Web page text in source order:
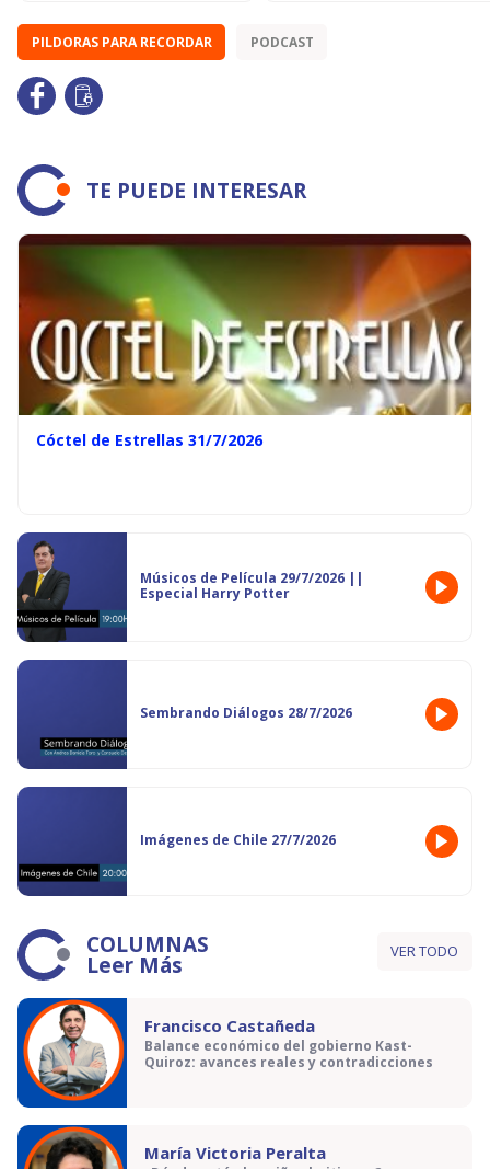
PILDORAS PARA RECORDAR PODCAST
TE PUEDE INTERESAR
Cóctel de Estrellas 31/7/2026
Músicos de Película 29/7/2026 ||
Especial Harry Potter
Sembrando Diálogos 28/7/2026
Imágenes de Chile 27/7/2026
COLUMNAS
Leer Más VER TODO
Francisco Castañeda
Balance económico del gobierno Kast-
Quiroz: avances reales y contradicciones
María Victoria Peralta